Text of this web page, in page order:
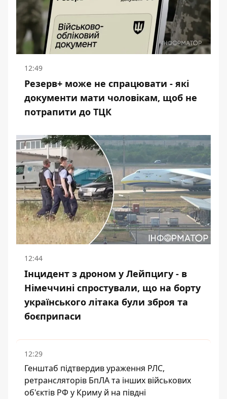
12:49
Резерв+ може не спрацювати - які
документи мати чоловікам, щоб не
потрапити до ТЦК
12:44
Інцидент з дроном у Лейпцигу - в
Німеччині спростували, що на борту
українського літака були зброя та
боєприпаси
12:29
Генштаб підтвердив ураження РЛС,
ретрансляторів БпЛА та інших військових
об'єктів РФ у Криму й на півдні